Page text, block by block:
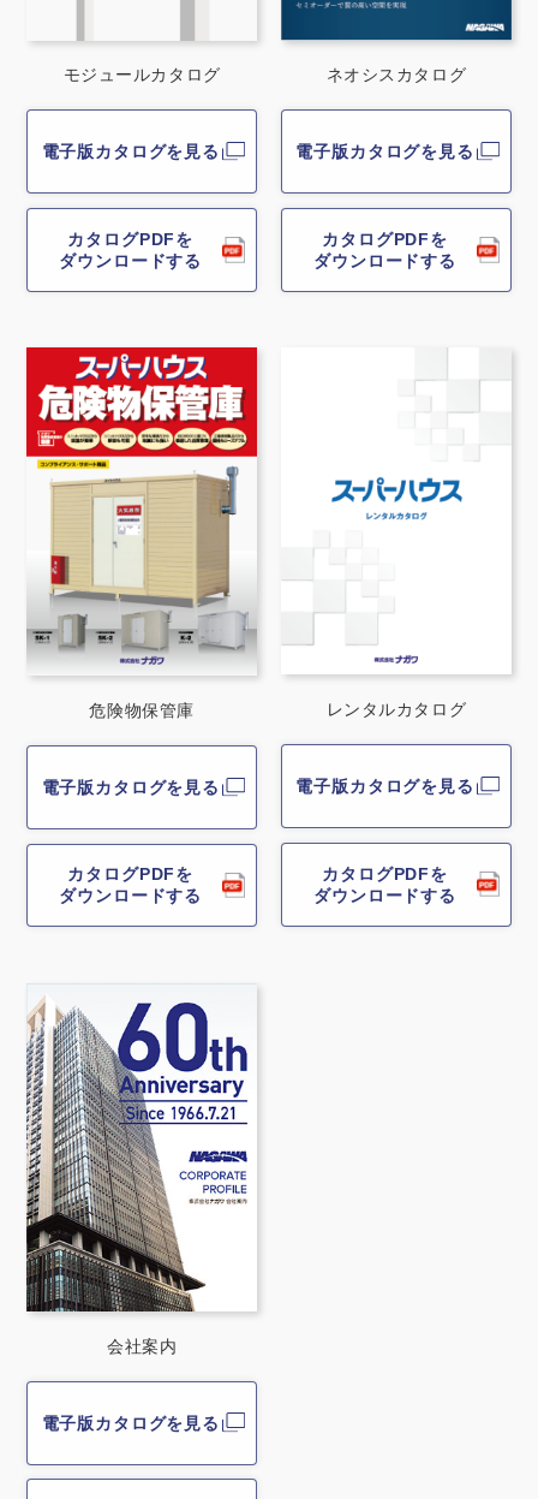
ガレージ・物置
勉強部屋・子供部屋
休憩室・喫煙室
製品特長と納入までの流れ
ユニットハウス
モジュール建築（プレハブ）
システム建築
危険物保管庫
会社概要
その他
お問い合わせ
映像集
モジュールカタログ
電子版カタログを見る
カタログPDFを
ダウンロードする
ネオシスカタログ
電子版カタログを見る
カタログPDFを
ダウンロードする
危険物保管庫
電子版カタログを見る
カタログPDFを
ダウンロードする
レンタルカタログ
電子版カタログを見る
カタログPDFを
ダウンロードする
会社案内
電子版カタログを見る